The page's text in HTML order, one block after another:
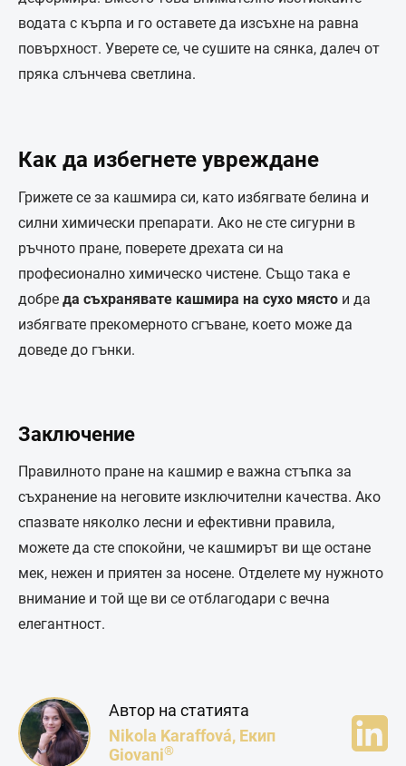
водата с кърпа и го оставете да изсъхне на равна
повърхност. Уверете се, че сушите на сянка, далеч от
пряка слънчева светлина.
Как да избегнете увреждане
Грижете се за кашмира си, като избягвате белина и
силни химически препарати. Ако не сте сигурни в
ръчното пране, поверете дрехата си на
професионално химическо чистене. Също така е
добре да съхранявате кашмира на сухо място и да
избягвате прекомерното сгъване, което може да
доведе до гънки.
Заключение
Правилното пране на кашмир е важна стъпка за
съхранение на неговите изключителни качества. Ако
спазвате няколко лесни и ефективни правила,
можете да сте спокойни, че кашмирът ви ще остане
мек, нежен и приятен за носене. Отделете му нужното
внимание и той ще ви се отблагодари с вечна
елегантност.
Автор на статията
Nikola Karaffová, Екип
Giovani®